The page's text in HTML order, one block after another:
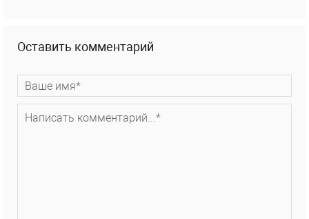
Оставить комментарий